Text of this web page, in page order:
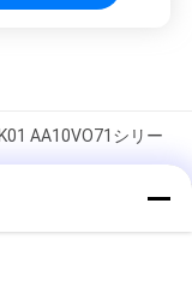
AA10VO71シリー
AA10VO71シリー
AA10VO71シリー